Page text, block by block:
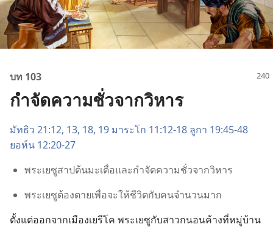
บท 103
กำจัดความชั่วจากวิหาร
มัทธิว 21:12, 13, 18, 19 มาระโก 11:12-18 ลูกา 19:45-48
ยอห์น 12:20-27
พระ​เยซู​สาป​ต้น​มะเดื่อ​และ​กำจัด​ความ​ชั่ว​จาก​วิหาร
พระ​เยซู​ต้อง​ตาย​เพื่อ​จะ​ให้​ชีวิต​กับ​คน​จำนวน​มาก
ตั้ง​แต่​ออก​จาก​เมือง​เยรีโค พระ​เยซู​กับ​สาวก​นอน​ค้าง​ที่​หมู่​บ้าน​